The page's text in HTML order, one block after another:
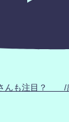
んも注目？ /